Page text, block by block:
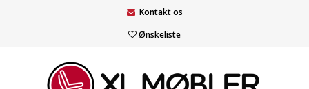
Kontakt os
Ønskeliste